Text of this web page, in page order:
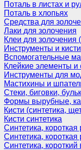
Поталь в листах и
Поталь в хлопьях
Средства для
Лаки для золочения
Клеи для золочения
Инструменты и кисти
Вспомогательные
Клейкие элементы и
Инструменты для
Мастихины и
Стеки, биговки,
Формы вырубные,
Кисти (синтетика,
Кисти синтетика
Синтетика, короткая
Синтетика, короткая
Синтетика, короткий